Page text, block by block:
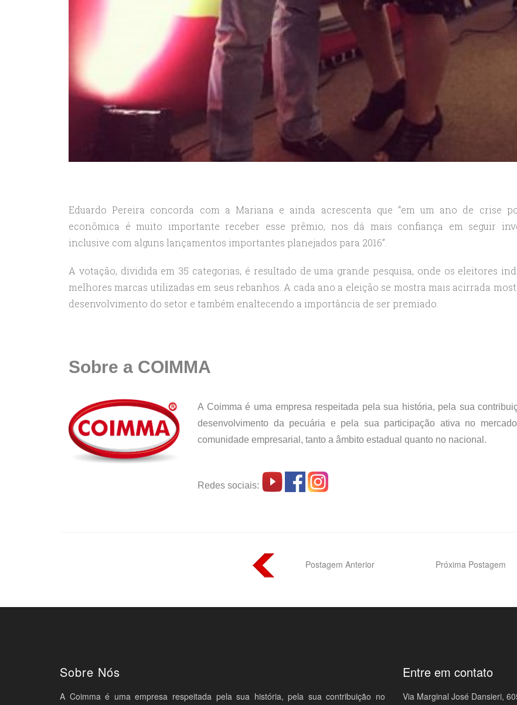
Eduardo Pereira concorda com a Mariana e ainda acrescenta que “em um ano de crise
econômica é muito importante receber esse prêmio, nos dá mais confiança em seguir
inclusive com alguns lançamentos importantes planejados para 2016”.
A votação, dividida em 35 categorias, é resultado de uma grande pesquisa, onde os eleitores
melhores marcas utilizadas em seus rebanhos. A cada ano a eleição se mostra mais acirrada
desenvolvimento do setor e também enaltecendo a importância de ser premiado.
Sobre a COIMMA
A Coimma é uma empresa respeitada pela sua história, pela sua
desenvolvimento da pecuária e pela sua participação ativa no
comunidade empresarial, tanto a âmbito estadual quanto no nacional.
Redes sociais:
Postagem Anterior Próxima Postagem
Sobre Nós
A Coimma é uma empresa respeitada pela sua história, pela sua contribuição no
Entre em contato
Via Marginal José Dansieri,